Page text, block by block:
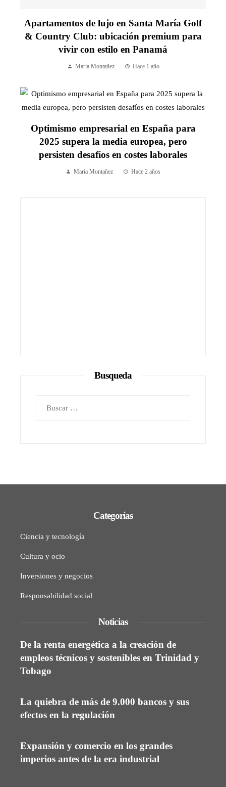
Apartamentos de lujo en Santa María Golf
& Country Club: ubicación premium para
vivir con estilo en Panamá
Maria Montañez Hace 1 año
Optimismo empresarial en España para
2025 supera la media europea, pero
persisten desafíos en costes laborales
Maria Montañez Hace 2 años
Busqueda
Categorías
Ciencia y tecnología
Cultura y ocio
Inversiones y negocios
Responsabilidad social
Noticias
De la renta energética a la creación de
empleos técnicos y sostenibles en Trinidad y
Tobago
La quiebra de más de 9.000 bancos y sus
efectos en la regulación
Expansión y comercio en los grandes
imperios antes de la era industrial